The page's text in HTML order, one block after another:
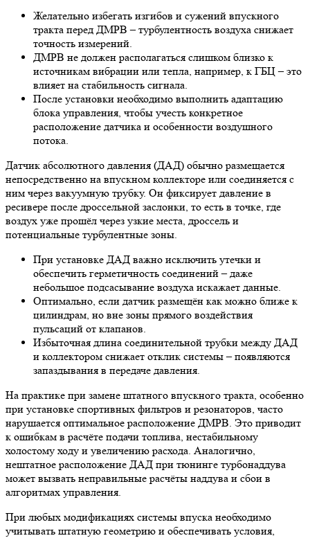
Желательно избегать изгибов и сужений впускного
тракта перед ДМРВ – турбулентность воздуха снижает
точность измерений.
ДМРВ не должен располагаться слишком близко к
источникам вибрации или тепла, например, к ГБЦ – это
влияет на стабильность сигнала.
После установки необходимо выполнить адаптацию
блока управления, чтобы учесть конкретное
расположение датчика и особенности воздушного
потока.
Датчик абсолютного давления (ДАД) обычно размещается
непосредственно на впускном коллекторе или соединяется с
ним через вакуумную трубку. Он фиксирует давление в
ресивере после дроссельной заслонки, то есть в точке, где
воздух уже прошёл через узкие места, дроссель и
потенциальные турбулентные зоны.
При установке ДАД важно исключить утечки и
обеспечить герметичность соединений – даже
небольшое подсасывание воздуха искажает данные.
Оптимально, если датчик размещён как можно ближе к
цилиндрам, но вне зоны прямого воздействия
пульсаций от клапанов.
Избыточная длина соединительной трубки между ДАД
и коллектором снижает отклик системы – появляются
запаздывания в передаче давления.
На практике при замене штатного впускного тракта, особенно
при установке спортивных фильтров и резонаторов, часто
нарушается оптимальное расположение ДМРВ. Это приводит
к ошибкам в расчёте подачи топлива, нестабильному
холостому ходу и увеличению расхода. Аналогично,
нештатное расположение ДАД при тюнинге турбонаддува
может вызвать неправильные расчёты наддува и сбои в
алгоритмах управления.
При любых модификациях системы впуска необходимо
учитывать штатную геометрию и обеспечивать условия,